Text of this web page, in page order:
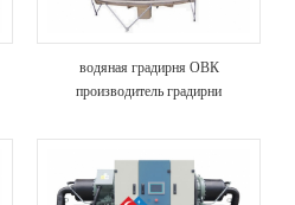
водяная градирня ОВК
производитель градирни